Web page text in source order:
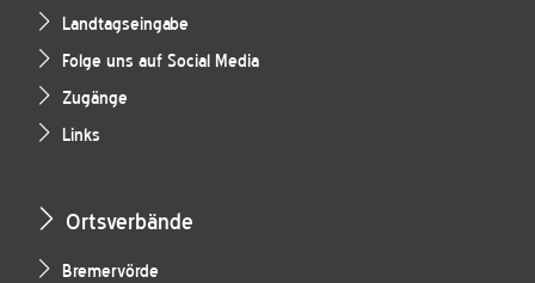
Landtagseingabe
Folge uns auf Social Media
Zugänge
Links
Ortsverbände
Bremervörde